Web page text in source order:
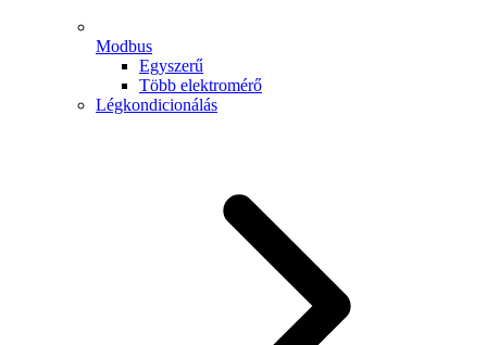
Modbus
Egyszerű
Több elektromérő
Légkondicionálás